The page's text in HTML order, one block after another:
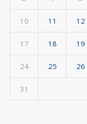
10 11 12
17 18 19
24 25 26
31